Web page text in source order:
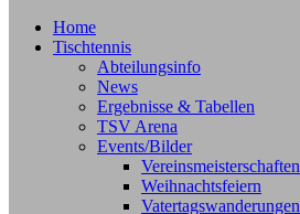
Home
Tischtennis
Abteilungsinfo
News
Ergebnisse & Tabellen
TSV Arena
Events/Bilder
Vereinsmeisterschaften
Weihnachtsfeiern
Vatertagswanderungen